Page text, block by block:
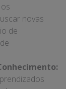
novas
de